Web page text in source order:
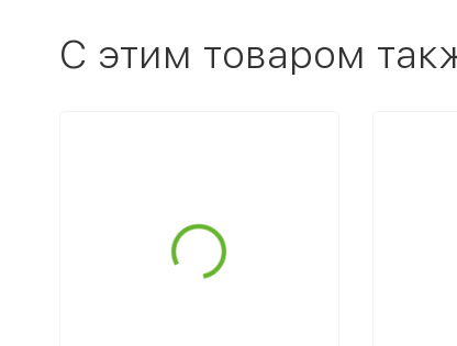
C этим товаром